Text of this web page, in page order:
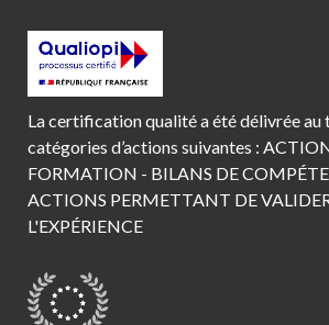
La certification qualité a été délivrée au
catégories d’actions suivantes :
FORMATION - BILANS DE
ACTIONS PERMETTANT DE
L'EXPÉRIENCE